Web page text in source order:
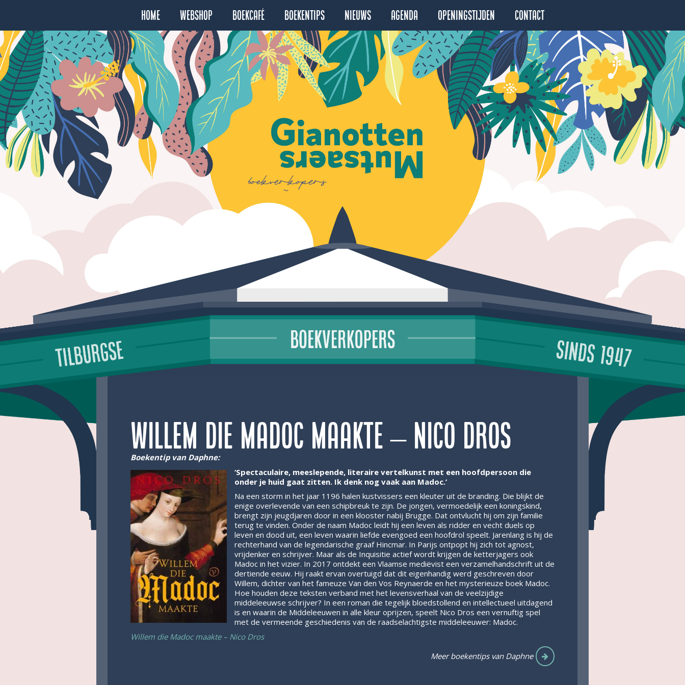
Home Webshop Boekcafé Boekentips Nieuws Agenda Openingstijden Contact
Willem die Madoc maakte – Nico Dros
Boekentip van Daphne:
‘Spectaculaire, meeslepende, literaire vertelkunst met een hoofdpersoon die
onder je huid gaat zitten. Ik denk nog vaak aan Madoc.’
Na een storm in het jaar 1196 halen kustvissers een kleuter uit de branding. Die blijkt de
enige overlevende van een schipbreuk te zijn. De jongen, vermoedelijk een koningskind,
brengt zijn jeugdjaren door in een klooster nabij Brugge. Dat ontvlucht hij om zijn familie
terug te vinden. Onder de naam Madoc leidt hij een leven als ridder en vecht duels op
leven en dood uit, een leven waarin liefde evengoed een hoofdrol speelt. Jarenlang is hij de
rechterhand van de legendarische graaf Hincmar. In Parijs ontpopt hij zich tot agnost,
vrijdenker en schrijver. Maar als de Inquisitie actief wordt krijgen de ketterjagers ook
Madoc in het vizier. In 2017 ontdekt een Vlaamse mediëvist een verzamelhandschrift uit de
dertiende eeuw. Hij raakt ervan overtuigd dat dit eigenhandig werd geschreven door
Willem, dichter van het fameuze Van den Vos Reynaerde en het mysterieuze boek Madoc.
Hoe houden deze teksten verband met het levensverhaal van de veelzijdige
middeleeuwse schrijver? In een roman die tegelijk bloedstollend en intellectueel uitdagend
is en waarin de Middeleeuwen in alle kleur oprijzen, speelt Nico Dros een vernuftig spel
met de vermeende geschiedenis van de raadselachtigste middeleeuwer: Madoc.
Willem die Madoc maakte – Nico Dros
Meer boekentips van Daphne